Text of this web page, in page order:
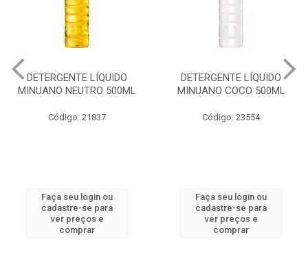
DETERGENTE LÍQUIDO
MINUANO NEUTRO 500ML
Código: 21837
Faça seu login ou
cadastre-se para
ver preços e
comprar
DETERGENTE LÍQUIDO
MINUANO COCO 500ML
Código: 23554
Faça seu login ou
cadastre-se para
ver preços e
comprar